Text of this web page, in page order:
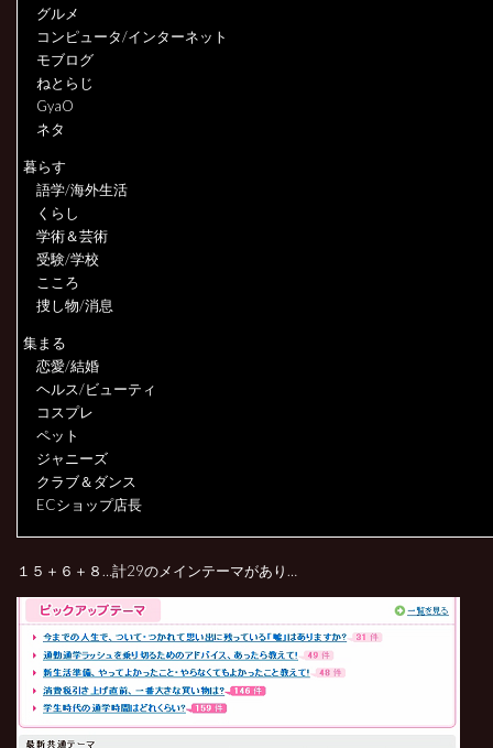
グルメ
コンピュータ/インターネット
モブログ
ねとらじ
GyaO
ネタ
暮らす
語学/海外生活
くらし
学術＆芸術
受験/学校
こころ
捜し物/消息
集まる
恋愛/結婚
ヘルス/ビューティ
コスプレ
ペット
ジャニーズ
クラブ＆ダンス
ECショップ店長
１５＋６＋８…計29のメインテーマがあり…